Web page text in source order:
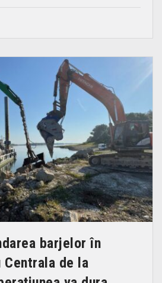
barjelor în
Centrala de la